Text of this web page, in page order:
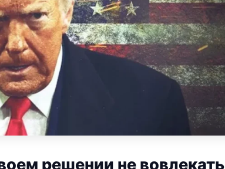
решении не вовлекать